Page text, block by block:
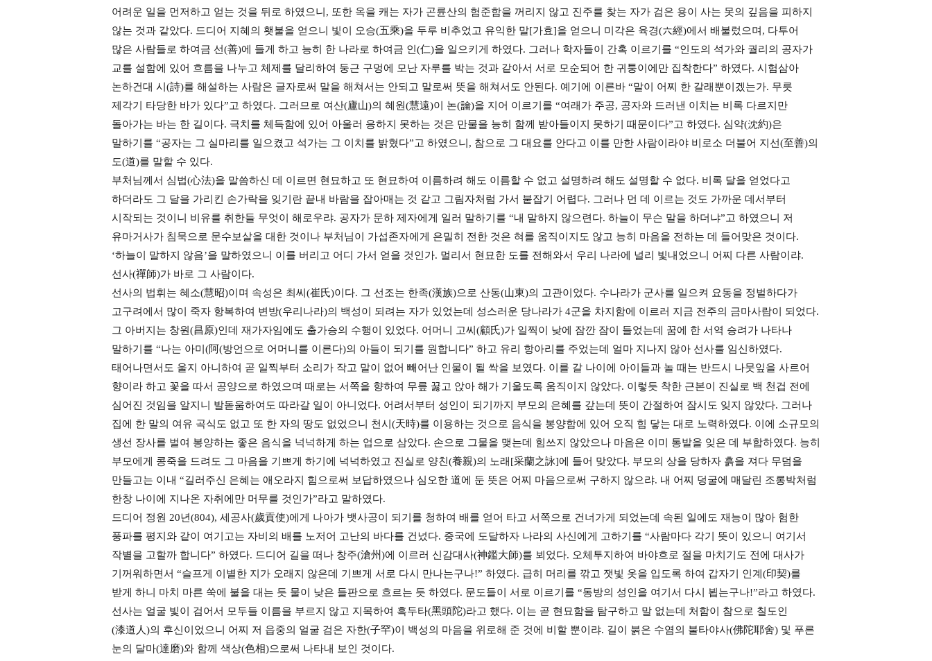
어려운 일을 먼저하고 얻는 것을 뒤로 하였으니, 또한 옥을 캐는 자가 곤륜산의 험준함을 꺼리지 않고 진주를 찾는 자가 검은 용이 사는 못의 깊음을 피하지
않는 것과 같았다. 드디어 지혜의 횃불을 얻으니 빛이 오승(五乘)을 두루 비추었고 유익한 말[가효]을 얻으니 미각은 육경(六經)에서 배불렀으며, 다투어
많은 사람들로 하여금 선(善)에 들게 하고 능히 한 나라로 하여금 인(仁)을 일으키게 하였다. 그러나 학자들이 간혹 이르기를 “인도의 석가와 궐리의 공자가
교를 설함에 있어 흐름을 나누고 체제를 달리하여 둥근 구멍에 모난 자루를 박는 것과 같아서 서로 모순되어 한 귀퉁이에만 집착한다” 하였다. 시험삼아
논하건대 시(詩)를 해설하는 사람은 글자로써 말을 해쳐서는 안되고 말로써 뜻을 해쳐서도 안된다. 예기에 이른바 “말이 어찌 한 갈래뿐이겠는가. 무릇
제각기 타당한 바가 있다”고 하였다. 그러므로 여산(廬山)의 혜원(慧遠)이 논(論)을 지어 이르기를 “여래가 주공, 공자와 드러낸 이치는 비록 다르지만
돌아가는 바는 한 길이다. 극치를 체득함에 있어 아울러 응하지 못하는 것은 만물을 능히 함께 받아들이지 못하기 때문이다”고 하였다. 심약(沈約)은
말하기를 “공자는 그 실마리를 일으켰고 석가는 그 이치를 밝혔다”고 하였으니, 참으로 그 대요를 안다고 이를 만한 사람이라야 비로소 더불어 지선(至善)의
도(道)를 말할 수 있다.
부처님께서 심법(心法)을 말씀하신 데 이르면 현묘하고 또 현묘하여 이름하려 해도 이름할 수 없고 설명하려 해도 설명할 수 없다. 비록 달을 얻었다고
하더라도 그 달을 가리킨 손가락을 잊기란 끝내 바람을 잡아매는 것 같고 그림자처럼 가서 붙잡기 어렵다. 그러나 먼 데 이르는 것도 가까운 데서부터
시작되는 것이니 비유를 취한들 무엇이 해로우랴. 공자가 문하 제자에게 일러 말하기를 “내 말하지 않으련다. 하늘이 무슨 말을 하더냐”고 하였으니 저
유마거사가 침묵으로 문수보살을 대한 것이나 부처님이 가섭존자에게 은밀히 전한 것은 혀를 움직이지도 않고 능히 마음을 전하는 데 들어맞은 것이다.
‘하늘이 말하지 않음’을 말하였으니 이를 버리고 어디 가서 얻을 것인가. 멀리서 현묘한 도를 전해와서 우리 나라에 널리 빛내었으니 어찌 다른 사람이랴.
선사(禪師)가 바로 그 사람이다.
선사의 법휘는 혜소(慧昭)이며 속성은 최씨(崔氏)이다. 그 선조는 한족(漢族)으로 산동(山東)의 고관이었다. 수나라가 군사를 일으켜 요동을 정벌하다가
고구려에서 많이 죽자 항복하여 변방(우리나라)의 백성이 되려는 자가 있었는데 성스러운 당나라가 4군을 차지함에 이르러 지금 전주의 금마사람이 되었다.
그 아버지는 창원(昌原)인데 재가자임에도 출가승의 수행이 있었다. 어머니 고씨(顧氏)가 일찍이 낮에 잠깐 잠이 들었는데 꿈에 한 서역 승려가 나타나
말하기를 “나는 아미(阿(방언으로 어머니를 이른다)의 아들이 되기를 원합니다” 하고 유리 항아리를 주었는데 얼마 지나지 않아 선사를 임신하였다.
태어나면서도 울지 아니하여 곧 일찍부터 소리가 작고 말이 없어 빼어난 인물이 될 싹을 보였다. 이를 갈 나이에 아이들과 놀 때는 반드시 나뭇잎을 사르어
향이라 하고 꽃을 따서 공양으로 하였으며 때로는 서쪽을 향하여 무릎 꿇고 앉아 해가 기울도록 움직이지 않았다. 이렇듯 착한 근본이 진실로 백 천겁 전에
심어진 것임을 알지니 발돋움하여도 따라갈 일이 아니었다. 어려서부터 성인이 되기까지 부모의 은혜를 갚는데 뜻이 간절하여 잠시도 잊지 않았다. 그러나
집에 한 말의 여유 곡식도 없고 또 한 자의 땅도 없었으니 천시(天時)를 이용하는 것으로 음식을 봉양함에 있어 오직 힘 닿는 대로 노력하였다. 이에 소규모의
생선 장사를 벌여 봉양하는 좋은 음식을 넉넉하게 하는 업으로 삼았다. 손으로 그물을 맺는데 힘쓰지 않았으나 마음은 이미 통발을 잊은 데 부합하였다. 능히
부모에게 콩죽을 드려도 그 마음을 기쁘게 하기에 넉넉하였고 진실로 양친(養親)의 노래[采蘭之詠]에 들어 맞았다. 부모의 상을 당하자 흙을 져다 무덤을
만들고는 이내 “길러주신 은혜는 애오라지 힘으로써 보답하였으나 심오한 道에 둔 뜻은 어찌 마음으로써 구하지 않으랴. 내 어찌 덩굴에 매달린 조롱박처럼
한창 나이에 지나온 자취에만 머무를 것인가”라고 말하였다.
드디어 정원 20년(804), 세공사(歲貢使)에게 나아가 뱃사공이 되기를 청하여 배를 얻어 타고 서쪽으로 건너가게 되었는데 속된 일에도 재능이 많아 험한
풍파를 평지와 같이 여기고는 자비의 배를 노저어 고난의 바다를 건넜다. 중국에 도달하자 나라의 사신에게 고하기를 “사람마다 각기 뜻이 있으니 여기서
작별을 고할까 합니다” 하였다. 드디어 길을 떠나 창주(滄州)에 이르러 신감대사(神鑑大師)를 뵈었다. 오체투지하여 바야흐로 절을 마치기도 전에 대사가
기꺼워하면서 “슬프게 이별한 지가 오래지 않은데 기쁘게 서로 다시 만나는구나!” 하였다. 급히 머리를 깎고 잿빛 옷을 입도록 하여 갑자기 인계(印契)를
받게 하니 마치 마른 쑥에 불을 대는 듯 물이 낮은 들판으로 흐르는 듯 하였다. 문도들이 서로 이르기를 “동방의 성인을 여기서 다시 뵙는구나!”라고 하였다.
선사는 얼굴 빛이 검어서 모두들 이름을 부르지 않고 지목하여 흑두타(黑頭陀)라고 했다. 이는 곧 현묘함을 탐구하고 말 없는데 처함이 참으로 칠도인
(漆道人)의 후신이었으니 어찌 저 읍중의 얼굴 검은 자한(子罕)이 백성의 마음을 위로해 준 것에 비할 뿐이랴. 길이 붉은 수염의 불타야사(佛陀耶舍) 및 푸른
눈의 달마(達磨)와 함께 색상(色相)으로써 나타내 보인 것이다.